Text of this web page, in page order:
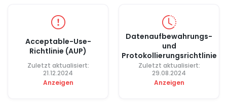
Acceptable-Use-
Richtlinie (AUP)
Zuletzt aktualisiert:
21.12.2024
Anzeigen
Datenaufbewahrungs-
und
Protokollierungsrichtlinie
Zuletzt aktualisiert:
29.08.2024
Anzeigen